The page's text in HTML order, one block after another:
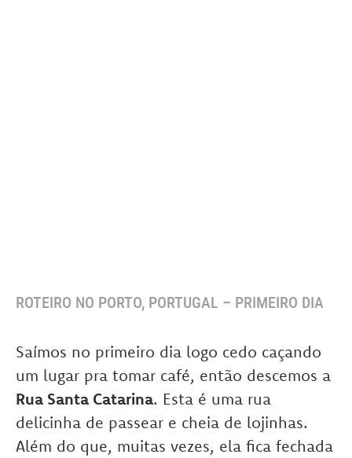
ROTEIRO NO PORTO, PORTUGAL – PRIMEIRO DIA
Saímos no primeiro dia logo cedo caçando
um lugar pra tomar café, então descemos a
Rua Santa Catarina. Esta é uma rua
delicinha de passear e cheia de lojinhas.
Além do que, muitas vezes, ela fica fechada